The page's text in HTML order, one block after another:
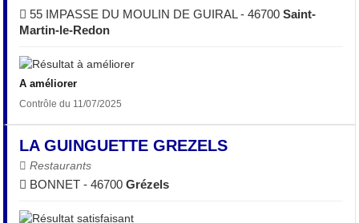
55 IMPASSE DU MOULIN DE GUIRAL - 46700Saint-
Martin-le-Redon
A améliorer
Contrôle du 11/07/2025
LA GUINGUETTE GREZELS
Restaurants
BONNET - 46700Grézels